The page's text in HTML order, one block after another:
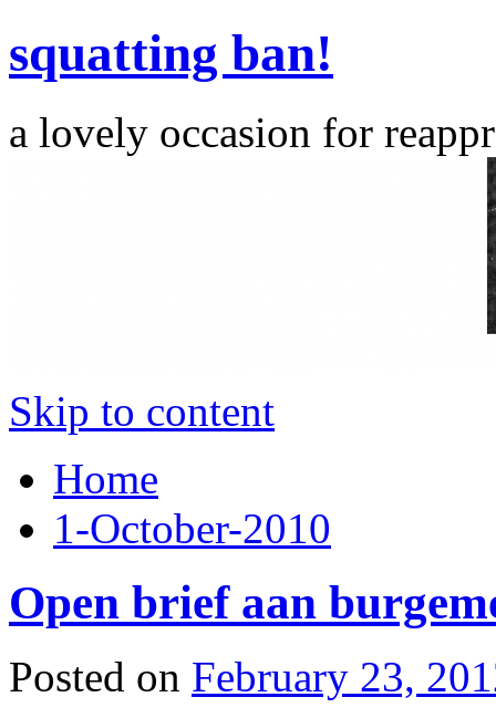
squatting ban!
a lovely occasion for
Skip to content
Home
1-October-2010
Open brief aan
Posted on February 23,